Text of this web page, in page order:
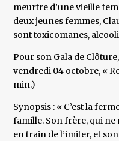
meurtre d’une vieille
deux jeunes femmes,
sont toxicomanes,
Pour son Gala de
vendredi 04 octobre, «
min.)
Synopsis : « C’est la
famille. Son frère, qui ne
en train de l’imiter, et